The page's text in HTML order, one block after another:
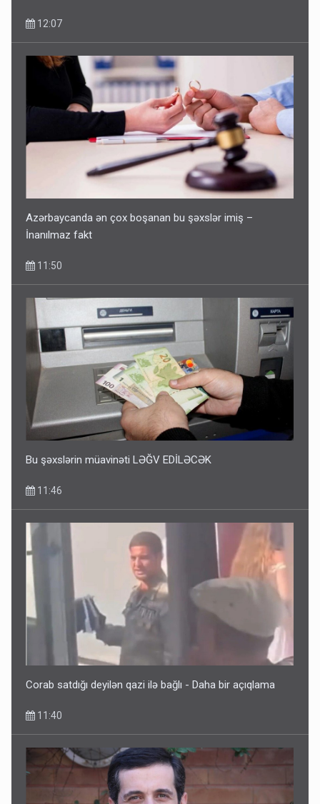
12:07
Azərbaycanda ən çox boşanan bu şəxslər imiş –
İnanılmaz fakt
11:50
Bu şəxslərin müavinəti LƏĞV EDİLƏCƏK
11:46
Corab satdığı deyilən qazi ilə bağlı - Daha bir açıqlama
11:40